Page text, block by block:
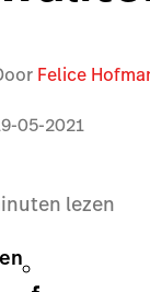
Felice
05-2021
lezen